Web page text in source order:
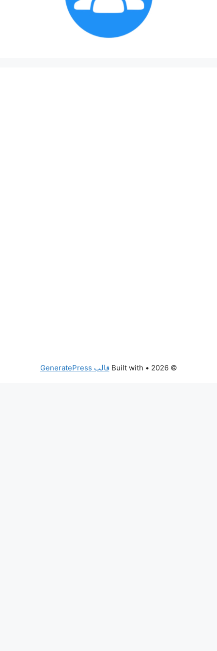
© 2026
• Built with قالب GeneratePress